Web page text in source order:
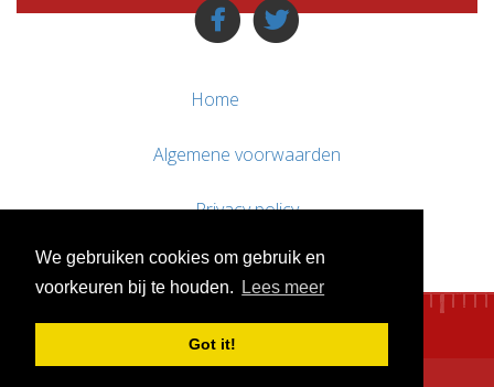
We gebruiken cookies om gebruik en
voorkeuren bij te houden.
Lees meer
Got it!
Home
Algemene voorwaarden
Privacy policy
Contact / Support